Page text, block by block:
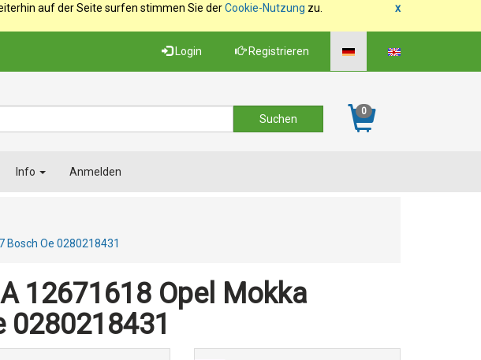
x
auf der Seite surfen stimmen Sie derCookie-Nutzung zu.
Login Registrieren
0
Info Anmelden
Oe 0280218431
12671618 Opel Mokka